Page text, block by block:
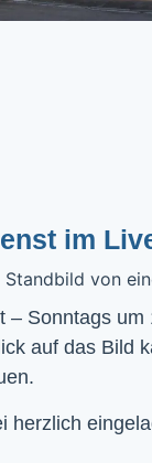
im
auf das Bild
herzlich